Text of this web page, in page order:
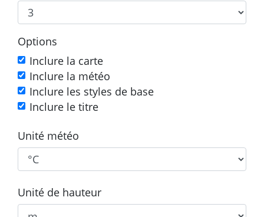
Options
Inclure la carte
Inclure la météo
Inclure les styles de base
Inclure le titre
Unité météo
Unité de hauteur